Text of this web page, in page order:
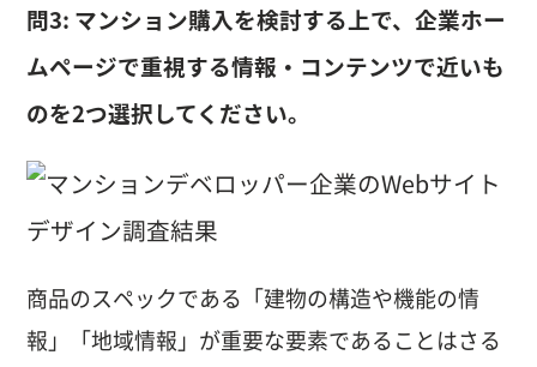
問3: マンション購入を検討する上で、企業ホー
ムページで重視する情報・コンテンツで近いも
のを2つ選択してください。
商品のスペックである「建物の構造や機能の情
報」「地域情報」が重要な要素であることはさる